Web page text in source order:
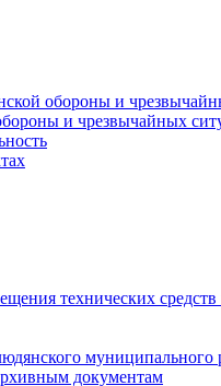
обороны и
и чрезвычайных
технических
муниципального
документам